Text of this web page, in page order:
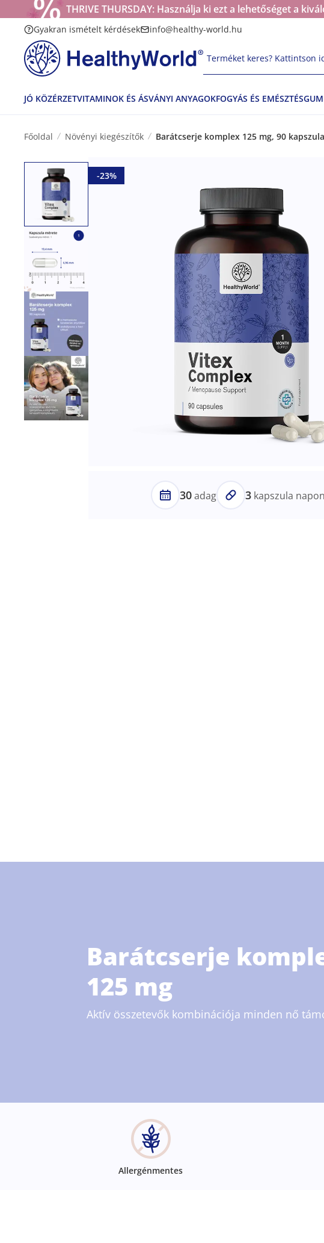
THRIVE THURSDAY: Használja ki ezt a lehetőséget a
Gyakran ismételt kérdések info@healthy-world.hu
Terméket keres? Kattintson
JÓ KÖZÉRZETVITAMINOK ÉS ÁSVÁNYI ANYAGOKFOGYÁS ÉS EMÉSZTÉS
Főoldal Növényi kiegészítők Barátcserje komplex 125 mg, 90 kapszula
-23%
30adag 3 kapszula
Barátcserje
125 mg
Aktív összetevők kombinációja minden nő
Allergénmentes